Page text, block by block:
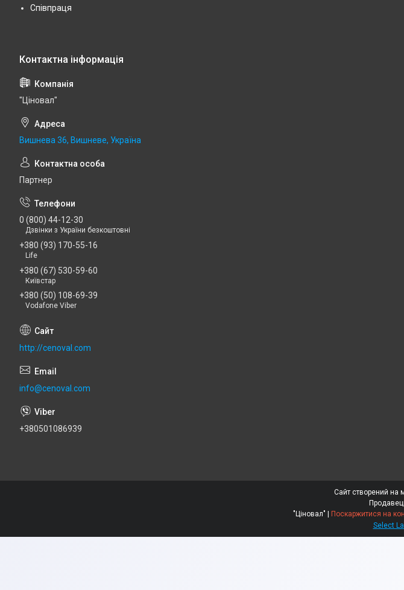
Співпраця
"Ціновал"
Вишнева 36, Вишневе, Україна
Партнер
0 (800) 44-12-30
Дзвінки з України безкоштовні
+380 (93) 170-55-16
Life
+380 (67) 530-59-60
Київстар
+380 (50) 108-69-39
Vodafone Viber
http://cenoval.com
info@cenoval.com
+380501086939
Сайт створений на
Поскаржитися на
Select